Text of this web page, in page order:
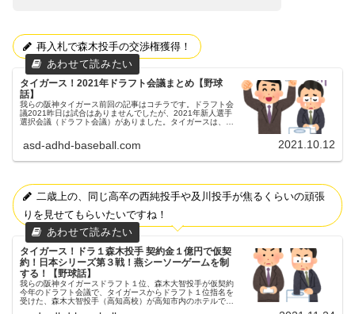
再入札で森木投手の交渉権獲得！
タイガース！2021年ドラフト会議まとめ【野球
話】
我らの阪神タイガース前回の記事はコチラです。ドラフト会
議2021昨日は試合はありませんでしたが、2021年新人選手
選択会議（ドラフト会議）がありました。タイガースは、支
asd-adhd-baseball.com 2021.10.12
二歳上の、同じ高卒の西純投手や及川投手が焦るくらいの頑張
りを見せてもらいたいですね！
タイガース！ドラ１森木投手 契約金１億円で仮契
約！日本シリーズ第３戦！燕シーソーゲームを制
する！【野球話】
我らの阪神タイガースドラフト１位、森木大智投手が仮契約
今年のドラフト会議で、タイガースからドラフト１位指名を
受けた、森木大智投手（高知高校）が高知市内のホテルで、